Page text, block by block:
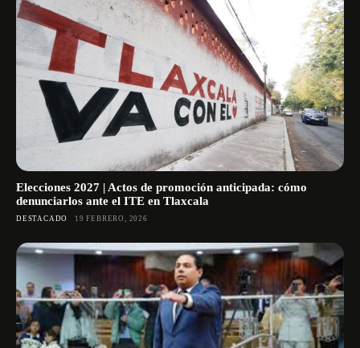
Elecciones 2027 | Actos de promoción anticipada: cómo
denunciarlos ante el ITE en Tlaxcala
DESTACADO 19 FEBRERO, 2026